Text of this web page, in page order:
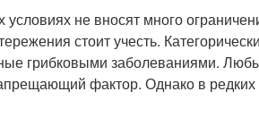
не вносят много
стоит учесть.
грибковыми заболеваниями.
фактор. Однако в